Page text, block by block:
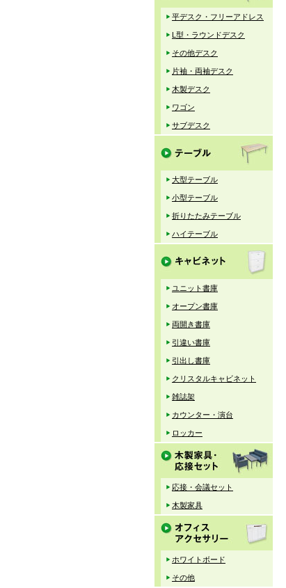
平デスク・フリーアドレス
L型・ラウンドデスク
その他デスク
片袖・両袖デスク
木製デスク
ワゴン
サブデスク
大型テーブル
小型テーブル
折りたたみテーブル
ハイテーブル
ユニット書庫
オープン書庫
両開き書庫
引違い書庫
引出し書庫
クリスタルキャビネット
雑誌架
カウンター・演台
ロッカー
応接・会議セット
木製家具
ホワイトボード
その他